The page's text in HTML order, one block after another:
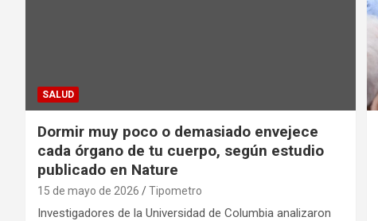
SALUD
Dormir muy poco o demasiado envejece
cada órgano de tu cuerpo, según estudio
publicado en Nature
15 de mayo de 2026 Tipometro
Investigadores de la Universidad de Columbia analizaron